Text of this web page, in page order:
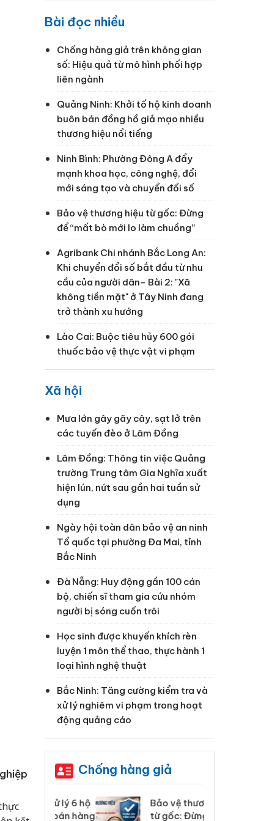
Bài đọc nhiều
Chống hàng giả trên không gian
số: Hiệu quả từ mô hình phối hợp
liên ngành
Quảng Ninh: Khởi tố hộ kinh doanh
buôn bán đồng hồ giả mạo nhiều
thương hiệu nổi tiếng
Ninh Bình: Phường Đông A đẩy
mạnh khoa học, công nghệ, đổi
mới sáng tạo và chuyển đổi số
Bảo vệ thương hiệu từ gốc: Đừng
để “mất bò mới lo làm chuồng”
Agribank Chi nhánh Bắc Long An:
Khi chuyển đổi số bắt đầu từ nhu
cầu của người dân- Bài 2: "Xã
không tiền mặt" ở Tây Ninh đang
trở thành xu hướng
Lào Cai: Buộc tiêu hủy 600 gói
thuốc bảo vệ thực vật vi phạm
Xã hội
Mưa lớn gây gãy cây, sạt lở trên
các tuyến đèo ở Lâm Đồng
Lâm Đồng: Thông tin việc Quảng
trường Trung tâm Gia Nghĩa xuất
hiện lún, nứt sau gần hai tuần sử
dụng
Ngày hội toàn dân bảo vệ an ninh
Tổ quốc tại phường Đa Mai, tỉnh
Bắc Ninh
Đà Nẵng: Huy động gần 100 cán
bộ, chiến sĩ tham gia cứu nhóm
người bị sóng cuốn trôi
Học sinh được khuyến khích rèn
luyện 1 môn thể thao, thực hành 1
loại hình nghệ thuật
Bắc Ninh: Tăng cường kiểm tra và
xử lý nghiêm vi phạm trong hoạt
động quảng cáo
Chống hàng giả
Xử lý 6 hộ
bán hàng
Bảo vệ thương hiệu
từ gốc: Đừng để